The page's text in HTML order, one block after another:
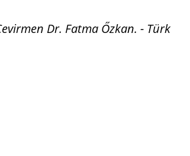
Dr. Fatma Őzkan. - Türk